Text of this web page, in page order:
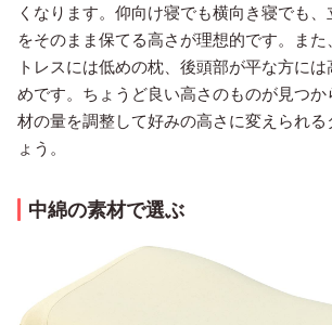
くなります。仰向け寝でも横向き寝でも
をそのまま保てる高さが理想的です。ま
トレスには低めの枕、後頭部が平な方に
めです。ちょうど良い高さのものが見つか
材の量を調整して好みの高さに変えられる
ょう。
中綿の素材で選ぶ